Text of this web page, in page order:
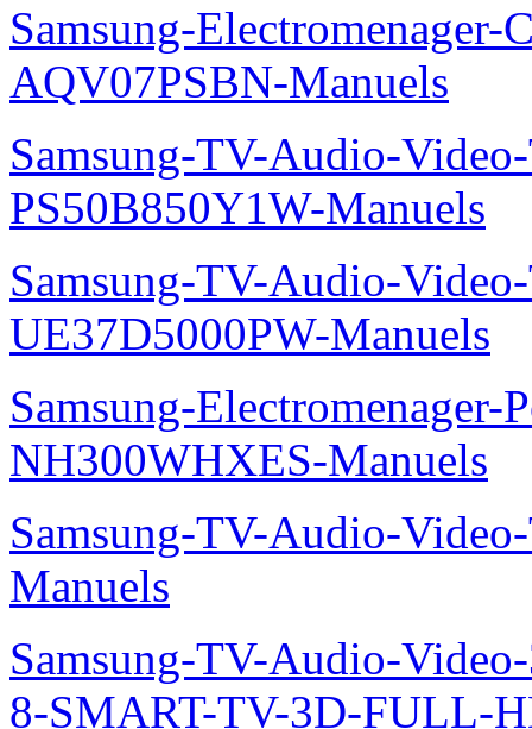
Samsung-Electromenager-
AQV07PSBN-Manuels
Samsung-TV-Audio-
PS50B850Y1W-Manuels
Samsung-TV-Audio-
UE37D5000PW-Manuels
Samsung-
NH300WHXES-Manuels
Samsung-TV-Audio-
Manuels
Samsung-TV-Audio-
8-SMART-TV-3D-FULL-